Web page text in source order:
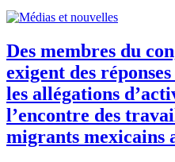
Des membres du
exigent des
les allégations
l’encontre des
migrants mexicains